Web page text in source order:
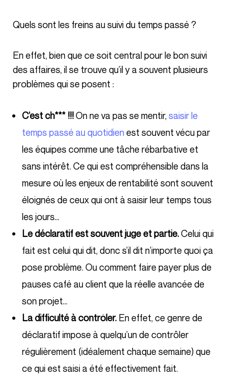
Quels sont les freins au suivi du temps passé ?
En effet, bien que ce soit central pour le bon suivi
des affaires, il se trouve qu’il y a souvent plusieurs
problèmes qui se posent :
C’est ch*** !!!On ne va pas se mentir, saisir le
temps passé au quotidien est souvent vécu par
les équipes comme une tâche rébarbative et
sans intérêt. Ce qui est compréhensible dans la
mesure où les enjeux de rentabilité sont souvent
éloignés de ceux qui ont à saisir leur temps tous
les jours…
Le déclaratif est souvent juge et partie.Celui qui
fait est celui qui dit, donc s’il dit n’importe quoi ça
pose problème. Ou comment faire payer plus de
pauses café au client que la réelle avancée de
son projet…
La difficulté à contrôler. En effet, ce genre de
déclaratif impose à quelqu’un de contrôler
régulièrement (idéalement chaque semaine) que
ce qui est saisi a été effectivement fait.